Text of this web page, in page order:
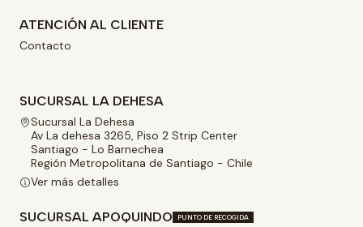
ATENCIÓN AL CLIENTE
Contacto
SUCURSAL LA DEHESA
Sucursal La Dehesa
Av La dehesa 3265, Piso 2 Strip Center
Santiago - Lo Barnechea
Región Metropolitana de Santiago - Chile
Ver más detalles
SUCURSAL APOQUINDO PUNTO DE RECOGIDA